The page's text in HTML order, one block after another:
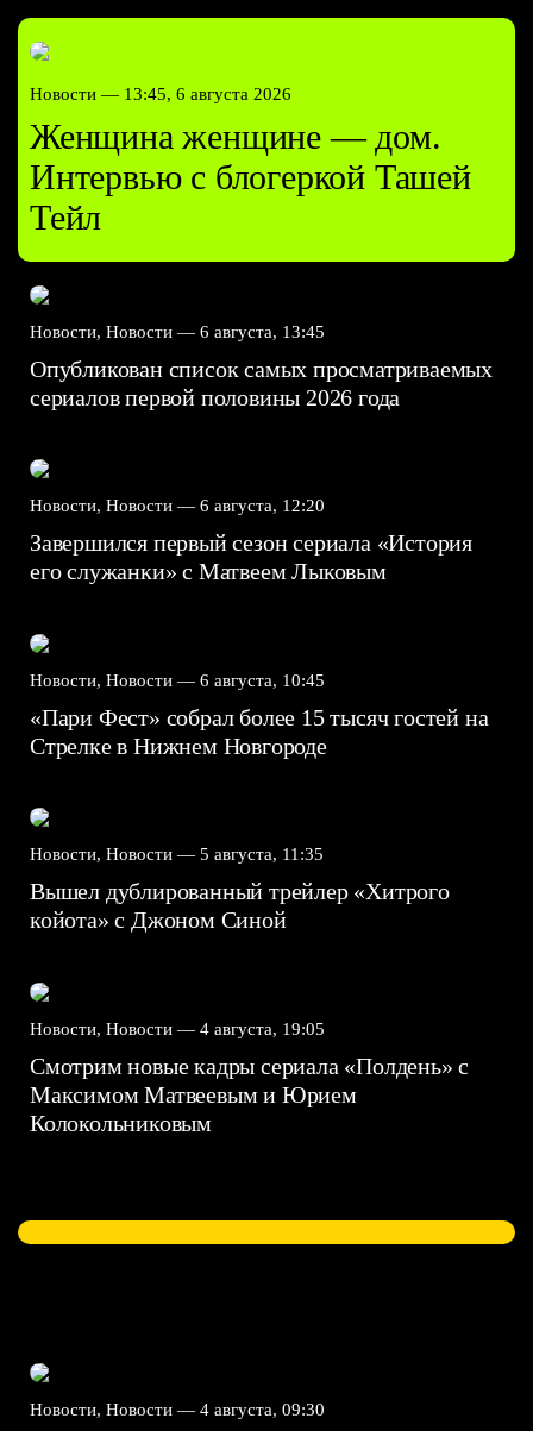
Новости — 13:45, 6 августа 2026
Женщина женщине — дом.
Интервью с блогеркой Ташей
Тейл
Новости, Новости — 6 августа, 13:45
Опубликован список самых просматриваемых
сериалов первой половины 2026 года
Новости, Новости — 6 августа, 12:20
Завершился первый сезон сериала «История
его служанки» с Матвеем Лыковым
Новости, Новости — 6 августа, 10:45
«Пари Фест» собрал более 15 тысяч гостей на
Стрелке в Нижнем Новгороде
Новости, Новости — 5 августа, 11:35
Вышел дублированный трейлер «Хитрого
койота» с Джоном Синой
Новости, Новости — 4 августа, 19:05
Смотрим новые кадры сериала «Полдень» с
Максимом Матвеевым и Юрием
Колокольниковым
Новости, Новости — 4 августа, 09:30